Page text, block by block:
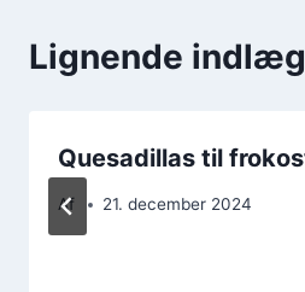
Lignende indlæg
Quesadillas til
Af 21. december 2024